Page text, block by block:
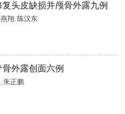
头皮缺损并颅骨外露九例
翔, 陈汉东
外露创面六例
, 朱正鹏